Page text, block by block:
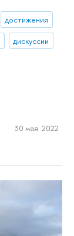
достижения
дискуссии
30 мая 2022